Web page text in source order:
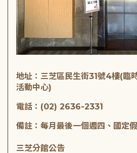
地址：三芝區民生街31號4樓(臨
活動中心)
電話：(02) 2636-2331
備註：每月最後一個週四、國定
三芝分館公告